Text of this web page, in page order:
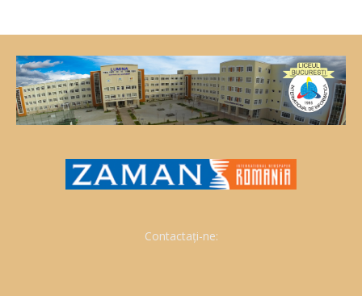
Contactați-ne: